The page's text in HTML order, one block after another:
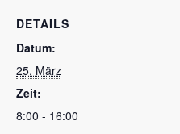
DETAILS
Datum:
25. März
Zeit:
8:00 - 16:00